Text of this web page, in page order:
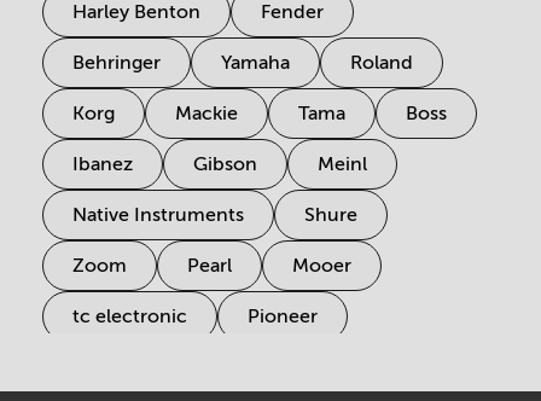
Harley Benton Fender
Behringer Yamaha Roland
Korg Mackie Tama Boss
Ibanez Gibson Meinl
Native Instruments Shure
Zoom Pearl Mooer
tc electronic Pioneer